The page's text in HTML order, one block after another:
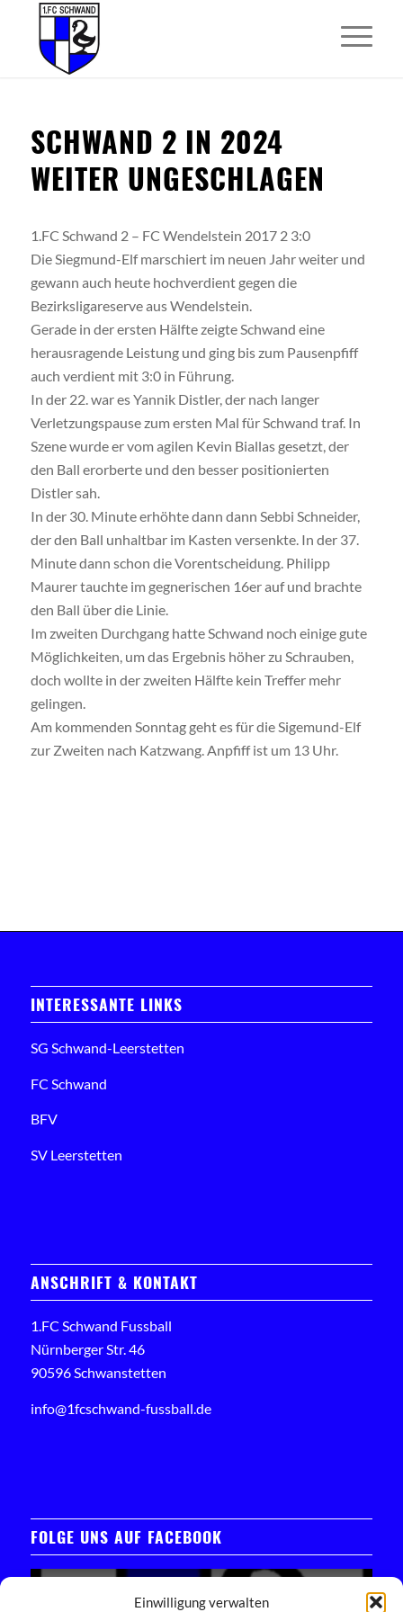
Einwilligung verwalten
SCHWAND 2 IN 2024
WEITER UNGESCHLAGEN
1.FC Schwand 2 – FC Wendelstein 2017 2 3:0
Die Siegmund-Elf marschiert im neuen Jahr weiter und
gewann auch heute hochverdient gegen die
Bezirksligareserve aus Wendelstein.
Gerade in der ersten Hälfte zeigte Schwand eine
herausragende Leistung und ging bis zum Pausenpfiff
auch verdient mit 3:0 in Führung.
In der 22. war es Yannik Distler, der nach langer
Verletzungspause zum ersten Mal für Schwand traf. In
Szene wurde er vom agilen Kevin Biallas gesetzt, der
den Ball erorberte und den besser positionierten
Distler sah.
In der 30. Minute erhöhte dann dann Sebbi Schneider,
der den Ball unhaltbar im Kasten versenkte. In der 37.
Minute dann schon die Vorentscheidung. Philipp
Maurer tauchte im gegnerischen 16er auf und brachte
den Ball über die Linie.
Im zweiten Durchgang hatte Schwand noch einige gute
Möglichkeiten, um das Ergebnis höher zu Schrauben,
doch wollte in der zweiten Hälfte kein Treffer mehr
gelingen.
Am kommenden Sonntag geht es für die Sigemund-Elf
zur Zweiten nach Katzwang. Anpfiff ist um 13 Uhr.
INTERESSANTE LINKS
SG Schwand-Leerstetten
FC Schwand
BFV
SV Leerstetten
ANSCHRIFT & KONTAKT
1.FC Schwand Fussball
Nürnberger Str. 46
90596 Schwanstetten
info@1fcschwand-fussball.de
FOLGE UNS AUF FACEBOOK